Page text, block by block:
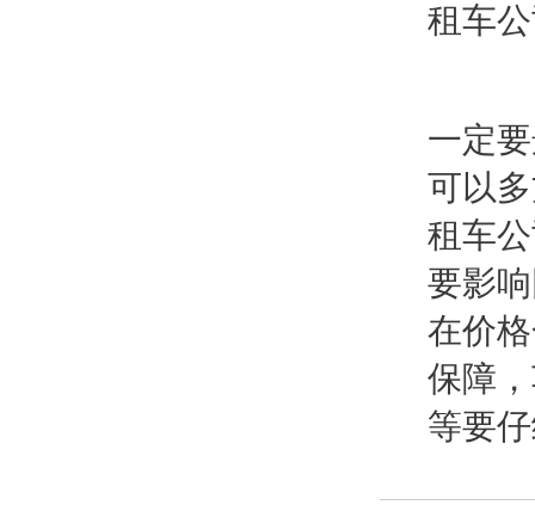
租车
一定
可以
租车
要影
在价
保障
等要